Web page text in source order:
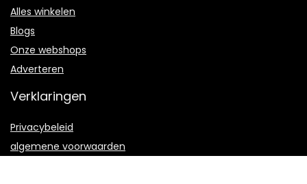
Alles winkelen
Blogs
Onze webshops
Adverteren
Verklaringen
Privacybeleid
algemene voorwaarden